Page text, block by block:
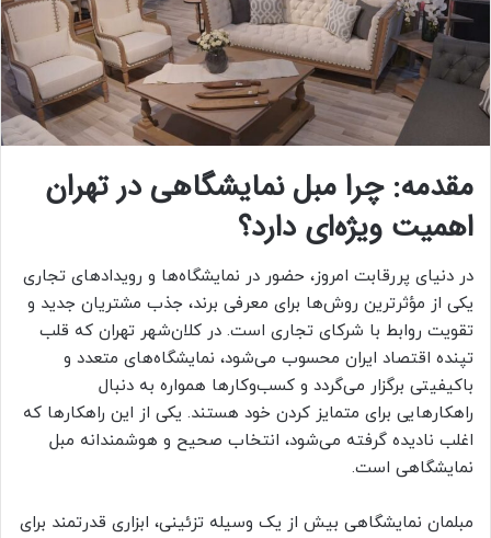
مقدمه: چرا مبل نمایشگاهی در تهران
اهمیت ویژه‌ای دارد؟
در دنیای پررقابت امروز، حضور در نمایشگاه‌ها و رویدادهای تجاری
یکی از مؤثرترین روش‌ها برای معرفی برند، جذب مشتریان جدید و
تقویت روابط با شرکای تجاری است. در کلان‌شهر تهران که قلب
تپنده اقتصاد ایران محسوب می‌شود، نمایشگاه‌های متعدد و
باکیفیتی برگزار می‌گردد و کسب‌وکارها همواره به دنبال
راهکارهایی برای متمایز کردن خود هستند. یکی از این راهکارها که
اغلب نادیده گرفته می‌شود، انتخاب صحیح و هوشمندانه مبل
نمایشگاهی است.
مبلمان نمایشگاهی بیش از یک وسیله تزئینی، ابزاری قدرتمند برای